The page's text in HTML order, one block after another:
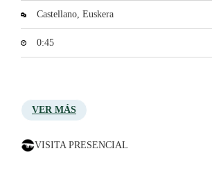
Castellano, Euskera
0:45
VER MÁS
VISITA PRESENCIAL